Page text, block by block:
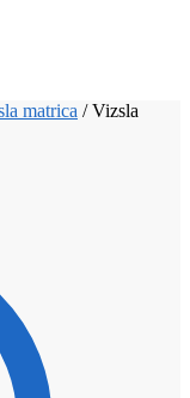
matrica /Vizsla